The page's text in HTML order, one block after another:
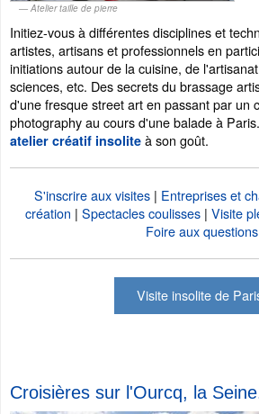
Atelier taille de pierre
Initiez-vous à différentes disciplines et
artistes, artisans et professionnels en
initiations autour de la cuisine, de
sciences, etc. Des secrets du brassage
d'une fresque street art en passant par un
photography au cours d'une balade à
atelier créatif insolite à son goût.
S'inscrire aux visites| Entreprises et
création | Spectacles coulisses| Visite
Foire aux questions
Visite insolite de
Croisières sur l'Ourcq, la